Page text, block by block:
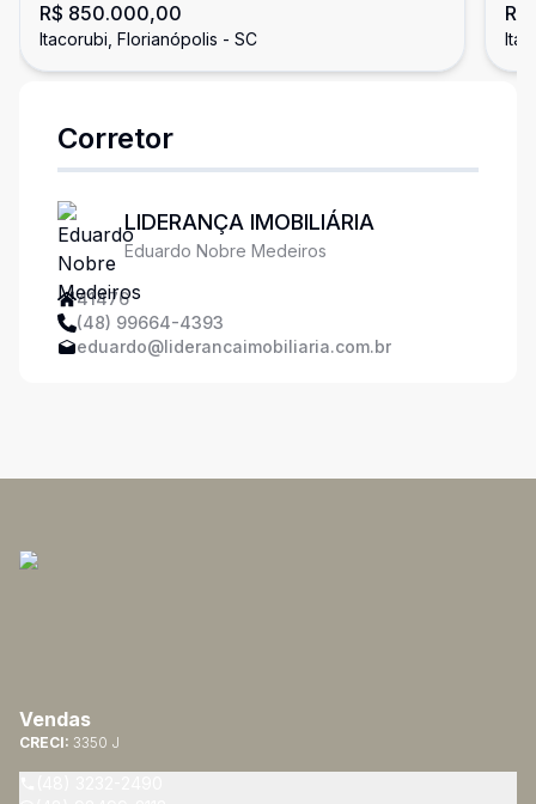
Dormitórios/01 Suíte
R$ 850.000,00
Itacorubi, Florianópolis - SC
Corretor
LIDERANÇA IMOBILIÁRIA
Eduardo Nobre Medeiros
41476
(48) 99664-4393
eduardo@liderancaimobiliaria.com.br
Vendas
CRECI: 3350 J